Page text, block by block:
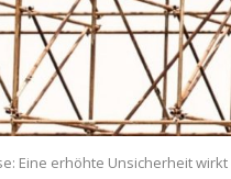
DIE
Eine erhöhte Unsicherheit